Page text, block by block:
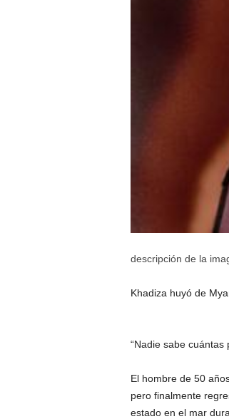
descripción de la
Khadiza huyó de
“Nadie sabe cuántas
El hombre de 50
pero finalmente
estado en el mar